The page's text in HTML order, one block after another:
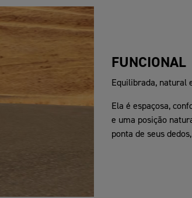
FUNCIONAL
Equilibrada, natural
Ela é espaçosa,
e uma posição
ponta de seus